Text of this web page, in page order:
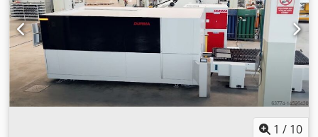
1 / 10